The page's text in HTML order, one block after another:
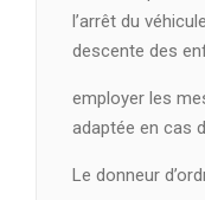
l’arrêt du
descente des
employer les
adaptée en cas
Le donneur